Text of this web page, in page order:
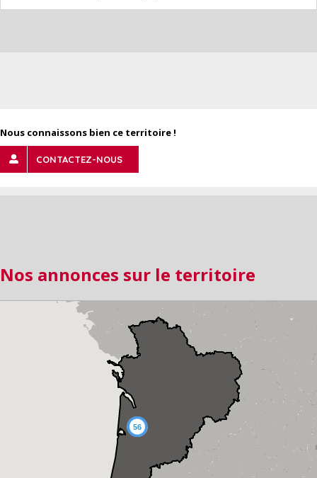
Nous connaissons bien ce territoire !
CONTACTEZ-NOUS
Nos annonces sur le territoire
56